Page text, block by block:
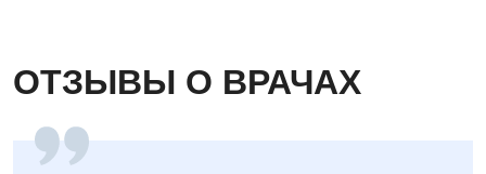
ОТЗЫВЫ О ВРАЧАХ